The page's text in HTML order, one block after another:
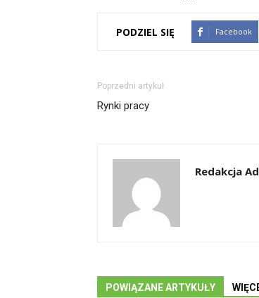
PODZIEL SIĘ Facebook
Poprzedni artykuł
Rynki pracy
Redakcja
POWIĄZANE ARTYKUŁY